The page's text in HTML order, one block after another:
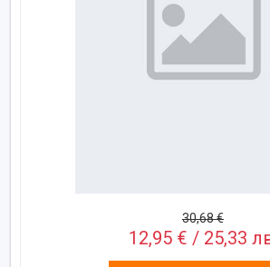
30,68 €
12,95 € / 25,33